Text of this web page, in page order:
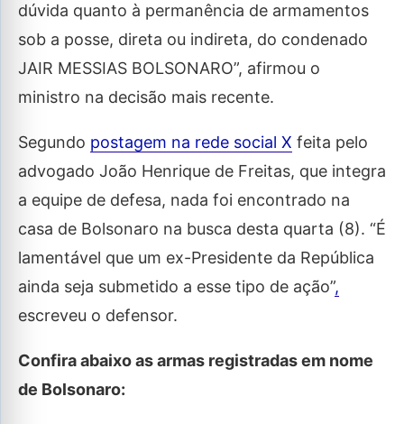
dúvida quanto à permanência de armamentos
sob a posse, direta ou indireta, do condenado
JAIR MESSIAS BOLSONARO”, afirmou o
ministro na decisão mais recente.
Segundo postagem na rede social X feita pelo
advogado João Henrique de Freitas, que integra
a equipe de defesa, nada foi encontrado na
casa de Bolsonaro na busca desta quarta (8). “É
lamentável que um ex-Presidente da República
ainda seja submetido a esse tipo de ação”,
escreveu o defensor.
Confira abaixo as armas registradas em nome
de Bolsonaro: